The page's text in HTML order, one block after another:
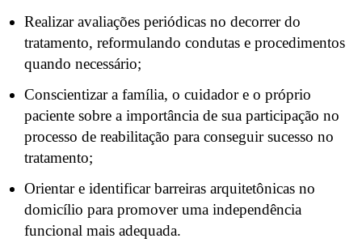
Realizar avaliações periódicas no decorrer do
tratamento, reformulando condutas e procedimentos
quando necessário;
Conscientizar a família, o cuidador e o próprio
paciente sobre a importância de sua participação no
processo de reabilitação para conseguir sucesso no
tratamento;
Orientar e identificar barreiras arquitetônicas no
domicílio para promover uma independência
funcional mais adequada.